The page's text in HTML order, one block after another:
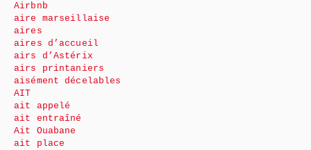
Airbnb
aire marseillaise
aires
aires d’accueil
airs d’Astérix
airs printaniers
aisément décelables
AIT
ait appelé
ait entraîné
Ait Ouabane
ait place